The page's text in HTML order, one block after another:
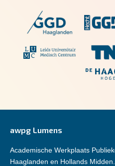
awpg Lumens
Academische Werkplaats
Haaglanden en Hollands Midden.